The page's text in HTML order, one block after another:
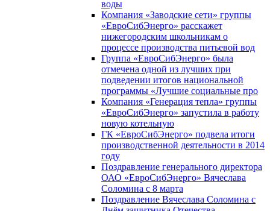
воды
Компания «Заводские сети» группы
«ЕвроСибЭнерго» расскажет
нижегородским школьникам о
процессе производства питьевой вод
Группа «ЕвроСибЭнерго» была
отмечена одной из лучших при
подведении итогов национальной
программы «Лучшие социальные про
Компания «Генерация тепла» группы
«ЕвроСибЭнерго» запустила в работу
новую котельную
ГК «ЕвроСибЭнерго» подвела итоги
производственной деятельности в 2014
году
Поздравление генерального директора
ОАО «ЕвроСибЭнерго» Вячеслава
Соломина с 8 марта
Поздравление Вячеслава Соломина с